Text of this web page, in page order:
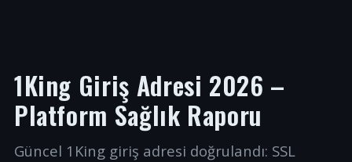
1King Giriş Adresi 2026 –
Platform Sağlık Raporu
Güncel 1King giriş adresi doğrulandı: SSL